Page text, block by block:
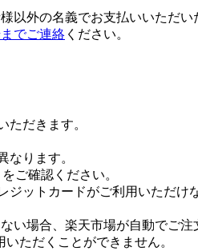
外の名義でお支払いいただい
でご連絡 ください。
ただきます。
なります。
ご確認ください。
ジットカードがご利用いただ
い場合、楽天市場が自動でご注
ただくことができません。